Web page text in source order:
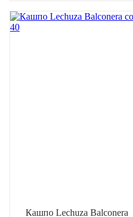
Кашпо Lechuza Balconera